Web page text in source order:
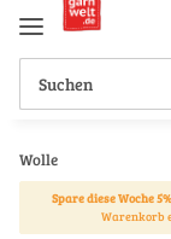
Wolle
Spare diese Woche
Warenkorb